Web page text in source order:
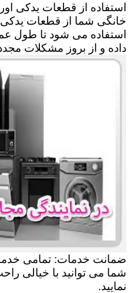
استفاده از قطعات یدکی
خانگی شما از قطعات یدکی
استفاده می شود تا طول
داده و از بروز مشکلات
ضمانت خدمات: تمامی
شما می توانید با خیالی
نمایید.